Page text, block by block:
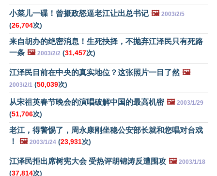
小菜儿一碟！曾摄政怒逼老江让出总书记 🖼️ 2003/2/5
(26,704次)
来自胡办的绝密消息！生死抉择，不抛弃江泽民只有死路
一条 🖼️ 2003/2/2 (31,457次)
江泽民目前在中央的真实地位？这张照片一目了然 🖼️
2003/2/1 (50,039次)
从宋祖英春节晚会的演唱破解中国的最高机密 🖼️ 2003/1/29
(51,706次)
老江，得警惕了，周永康刚坐稳公安部长就和您唱对台戏
！
🖼️ 2003/1/24 (23,931次)
江泽民拒出席树宪大会 受热评胡锦涛反遭围攻 🖼️ 2003/1/18
(37,814次)